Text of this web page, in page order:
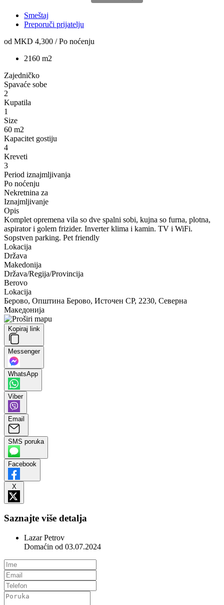
Smeštaj
Preporuči prijatelju
od MKD 4,300 / Po noćenju
2160 m2
Zajedničko
Spavaće sobe
2
Kupatila
1
Size
60 m2
Kapacitet gostiju
4
Kreveti
3
Period iznajmljivanja
Po noćenju
Nekretnina za
Iznajmljivanje
Opis
Komplet opremena vila so dve spalni sobi, kujna so furna, plotna,
aspirator i golem frizider. Inverter klima i kamin. TV i WiFi.
Sopstven parking. Pet friendly
Lokacija
Država
Makedonija
Država/Regija/Provincija
Berovo
Lokacija
Берово, Општина Берово, Источен СР, 2230, Северна
Македонија
Kopiraj link
Messenger
WhatsApp
Viber
Email
SMS poruka
Facebook
X
Saznajte više detalja
Lazar Petrov
Domaćin od 03.07.2024